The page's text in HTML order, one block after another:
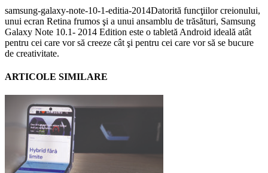
samsung-galaxy-note-10-1-editia-2014Datorită funcţiilor creionului,
unui ecran Retina frumos şi a unui ansamblu de trăsături, Samsung
Galaxy Note 10.1- 2014 Edition este o tabletă Android ideală atât
pentru cei care vor să creeze cât şi pentru cei care vor să se bucure
de creativitate.
ARTICOLE SIMILARE